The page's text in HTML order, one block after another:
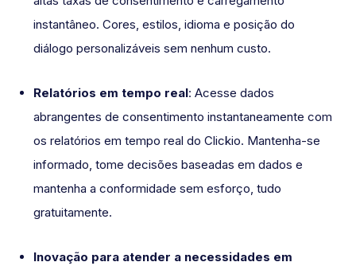
instantâneo. Cores, estilos, idioma e posição do
diálogo personalizáveis sem nenhum custo.
Relatórios em tempo real: Acesse dados
abrangentes de consentimento instantaneamente com
os relatórios em tempo real do Clickio. Mantenha-se
informado, tome decisões baseadas em dados e
mantenha a conformidade sem esforço, tudo
gratuitamente.
Inovação para atender a necessidades em